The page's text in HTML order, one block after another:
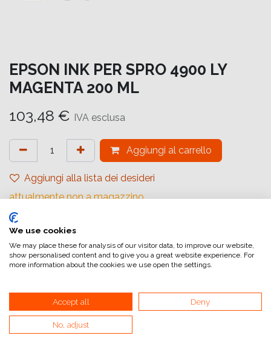
EPSON INK PER SPRO 4900 LY
MAGENTA 200 ML
103,48 € IVA esclusa
Aggiungi al carrello
Aggiungi alla lista dei desideri
attualmente non a magazzino
Riferimento interno:
Collegamenti utili
Home
We use cookies
We may place these for analysis of our visitor data, to improve our website,
show personalised content and to give you a great website experience. For
more information about the cookies we use open the settings.
Accept all Deny
No, adjust